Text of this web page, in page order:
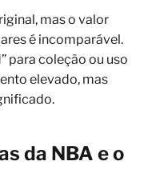
mas o valor
é incomparável.
para coleção ou uso
elevado, mas
da NBA e o